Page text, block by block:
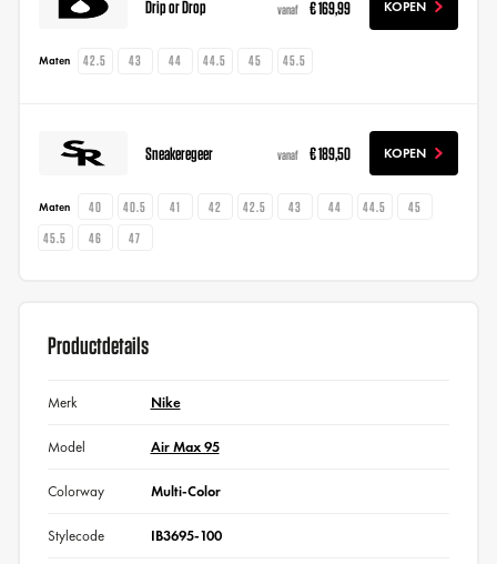
Drip or Drop vanaf € 169,99 KOPEN
Maten 42.5 43 44 44.5 45 45.5
Sneakeregeer vanaf € 189,50 KOPEN
Maten 40 40.5 41 42 42.5 43 44 44.5
45
45.5
46 47
Productdetails
Merk Nike
Model Air Max 95
Colorway Multi-Color
Stylecode IB3695-100